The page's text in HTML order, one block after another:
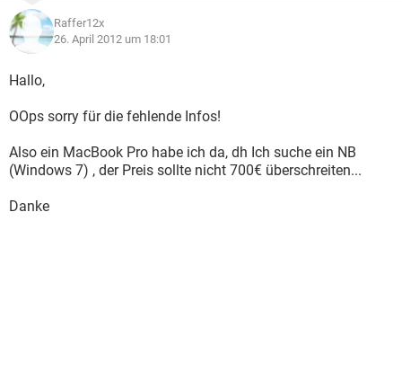
Raffer12x
26. April 2012 um 18:01
Hallo,
OOps sorry für die fehlende Infos!
Also ein MacBook Pro habe ich da, dh Ich suche ein NB
(Windows 7) , der Preis sollte nicht 700€ überschreiten...
Danke